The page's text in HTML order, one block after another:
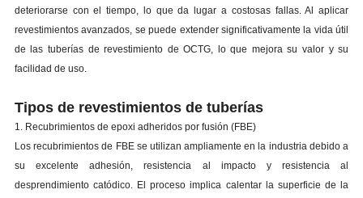
deteriorarse con el tiempo, lo que da lugar a costosas fallas. Al aplicar
revestimientos avanzados, se puede extender significativamente la vida útil
de las tuberías de revestimiento de OCTG, lo que mejora su valor y su
facilidad de uso.
Tipos de revestimientos de tuberías
1. Recubrimientos de epoxi adheridos por fusión (FBE)
Los recubrimientos de FBE se utilizan ampliamente en la industria debido a
su excelente adhesión, resistencia al impacto y resistencia al
desprendimiento catódico. El proceso implica calentar la superficie de la